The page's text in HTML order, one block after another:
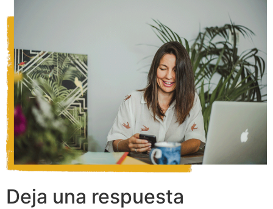
Deja una respuesta